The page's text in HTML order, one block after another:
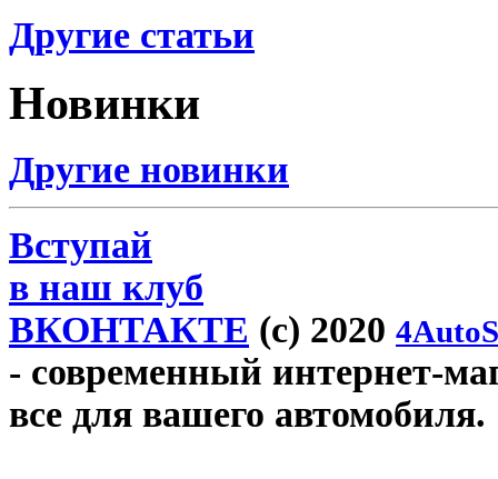
Другие статьи
Новинки
Другие новинки
Вступай
в наш клуб
ВКОНТАКТЕ (c) 2020
- современный интернет-
все для вашего автомобиля.